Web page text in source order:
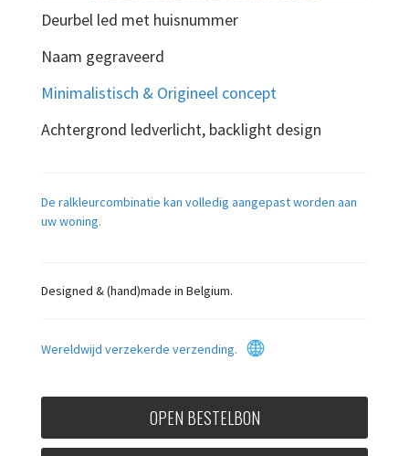
Deurbel led met huisnummer
Naam gegraveerd
Minimalistisch & Origineel concept
Achtergrond ledverlicht, backlight design
De ralkleurcombinatie kan volledig aangepast worden aan
uw woning.
Designed & (hand)made in Belgium.
Wereldwijd verzekerde verzending.
OPEN BESTELBON